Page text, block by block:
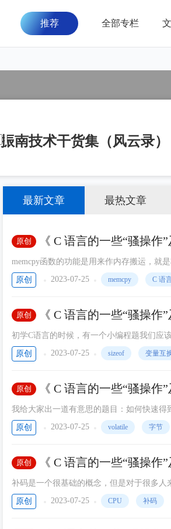
振南技术干货集（风云录）
最新文章 最热文章
原创 《 C 语言的一些“骚操
memcpy函数的功能是用来作内存搬运，就
原创 2023-07-25 memcpy C 语
原创 《 C 语言的一些“骚操
初学C语言的时候，有一个小编程题我们应
原创 2023-07-25 sizeof 变量互
原创 《 C 语言的一些“骚操
我给大家出一道有意思的题目：如何快速得
原创 2023-07-25 volatile 字节
原创 《 C 语言的一些“骚操
补码是一个很基础的概念，但是对于很多
原创 2023-07-25 CPU 补码
推荐 全部专栏